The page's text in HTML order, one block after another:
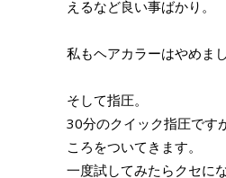
えるなど良い事ばかり。
私もヘアカラーはやめまし
そして指圧。
30分のクイック指圧です
ころをついてきます。
一度試してみたらクセに